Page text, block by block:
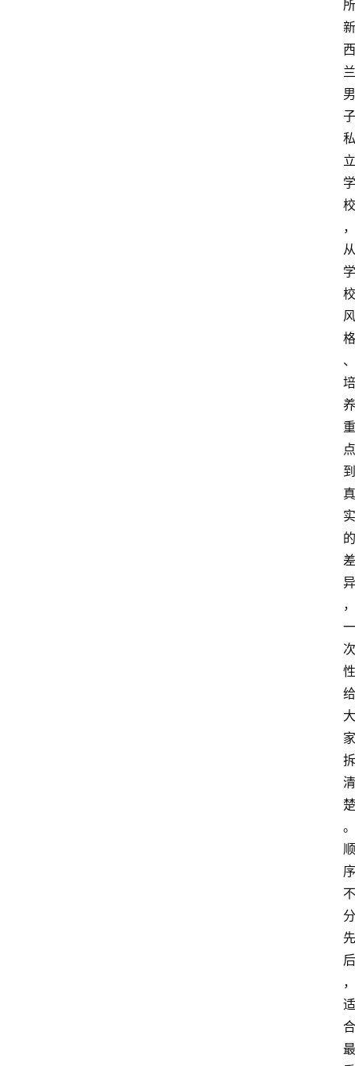
所
新
西
兰
男
子
私
立
学
校
，
从
学
校
风
格
、
培
养
重
点
到
真
实
的
差
异
，
一
次
性
给
大
家
拆
清
楚
。
顺
序
不
分
先
后
，
适
合
最